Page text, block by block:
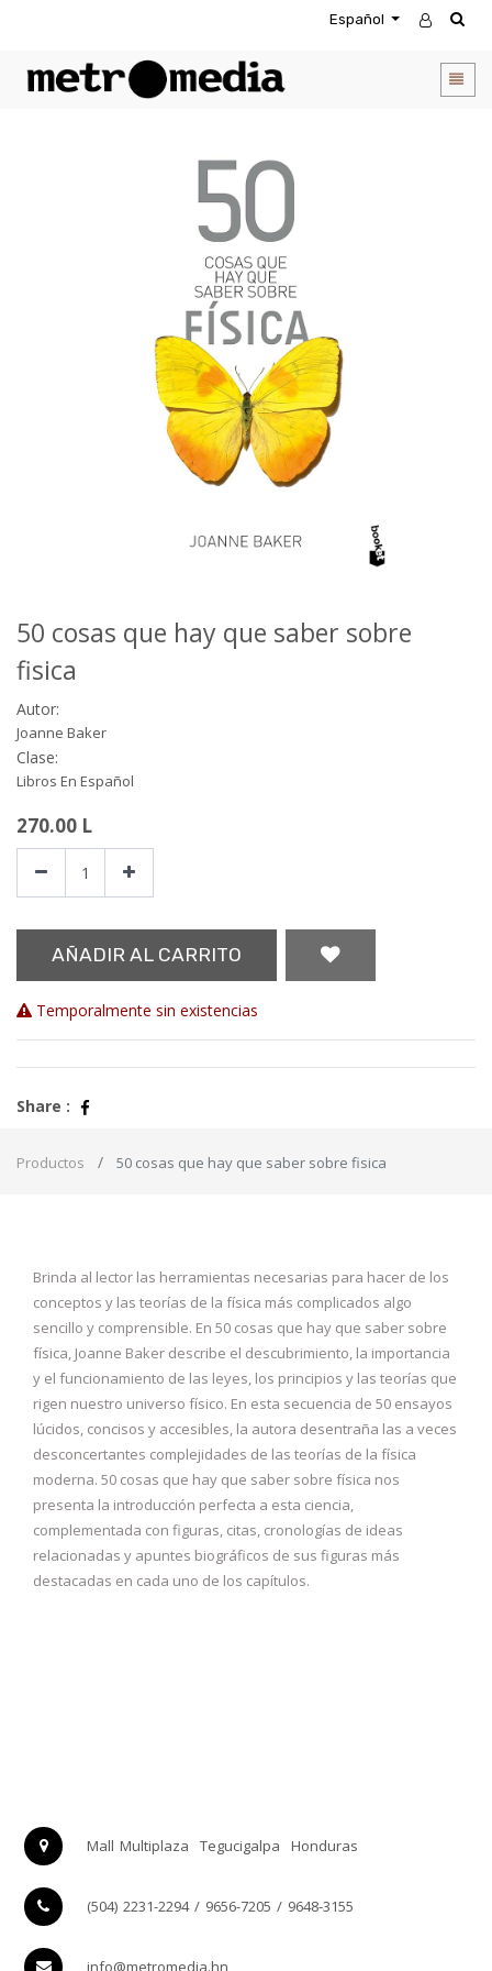
Español
50 cosas que hay que saber sobre
fisica
Autor:
Joanne Baker
Clase:
Libros En Español
270.00 L
AÑADIR AL CARRITO
Temporalmente sin existencias
Share :
Productos 50 cosas que hay que saber sobre fisica
Brinda al lector las herramientas necesarias para hacer de los
conceptos y las teorías de la física más complicados algo
sencillo y comprensible. En 50 cosas que hay que saber sobre
física, Joanne Baker describe el descubrimiento, la importancia
y el funcionamiento de las leyes, los principios y las teorías que
rigen nuestro universo físico. En esta secuencia de 50 ensayos
lúcidos, concisos y accesibles, la autora desentraña las a veces
desconcertantes complejidades de las teorías de la física
moderna. 50 cosas que hay que saber sobre física nos
presenta la introducción perfecta a esta ciencia,
complementada con figuras, citas, cronologías de ideas
relacionadas y apuntes biográficos de sus figuras más
destacadas en cada uno de los capítulos.
Mall Multiplaza Tegucigalpa Honduras
(504) 2231-2294 / 9656-7205 / 9648-3155
info@metromedia.hn